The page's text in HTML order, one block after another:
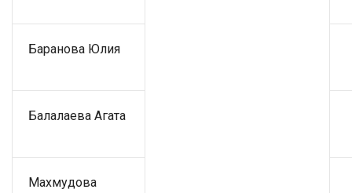
Баранова Юлия
Балалаева Агата
Махмудова